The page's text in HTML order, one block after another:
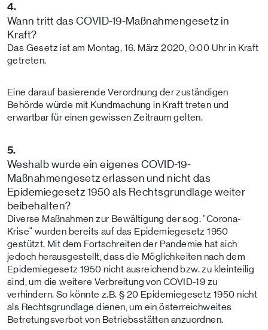
4.
Wann tritt das COVID-19-Maßnahmengesetz in
Kraft?
Das Gesetz ist am Montag, 16. März 2020, 0:00 Uhr in Kraft
getreten.
Eine darauf basierende Verordnung der zuständigen
Behörde würde mit Kundmachung in Kraft treten und
erwartbar für einen gewissen Zeitraum gelten.
5.
Weshalb wurde ein eigenes COVID-19-
Maßnahmengesetz erlassen und nicht das
Epidemiegesetz 1950 als Rechtsgrundlage weiter
beibehalten?
Diverse Maßnahmen zur Bewältigung der sog. "Corona-
Krise" wurden bereits auf das Epidemiegesetz 1950
gestützt. Mit dem Fortschreiten der Pandemie hat sich
jedoch herausgestellt, dass die Möglichkeiten nach dem
Epidemiegesetz 1950 nicht ausreichend bzw. zu kleinteilig
sind, um die weitere Verbreitung von COVID-19 zu
verhindern. So könnte z.B. § 20 Epidemiegesetz 1950 nicht
als Rechtsgrundlage dienen, um ein österreichweites
Betretungsverbot von Betriebsstätten anzuordnen.